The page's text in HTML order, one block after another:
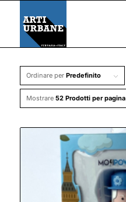
Ordinare per Predefinito
Mostrare 52 Prodotti per pagina